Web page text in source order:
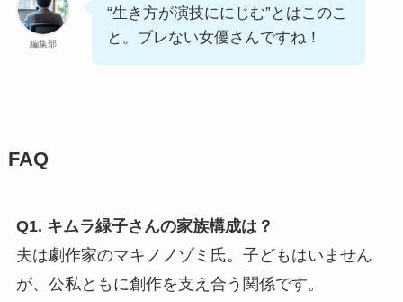
編集部
“生き方が演技ににじむ”とはこのこ
と。ブレない女優さんですね！
FAQ
Q1. キムラ緑子さんの家族構成は？
夫は劇作家のマキノノゾミ氏。子どもはいません
が、公私ともに創作を支え合う関係です。